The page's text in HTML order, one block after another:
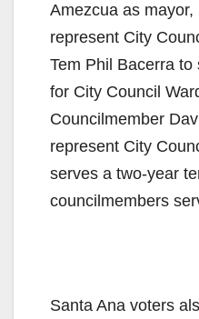
Amezcua as
represent City
Tem Phil Bacerra
for City Council
Councilmember
represent City
serves a two-year
councilmembers
Santa Ana voters